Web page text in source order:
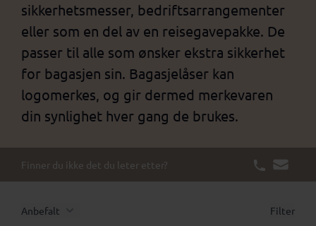
sikkerhetsmesser, bedriftsarrangementer
eller som en del av en reisegavepakke. De
passer til alle som ønsker ekstra sikkerhet
for bagasjen sin. Bagasjelåser kan
logomerkes, og gir dermed merkevaren
din synlighet hver gang de brukes.
Finner du ikke det du leter etter?
Anbefalt Filter